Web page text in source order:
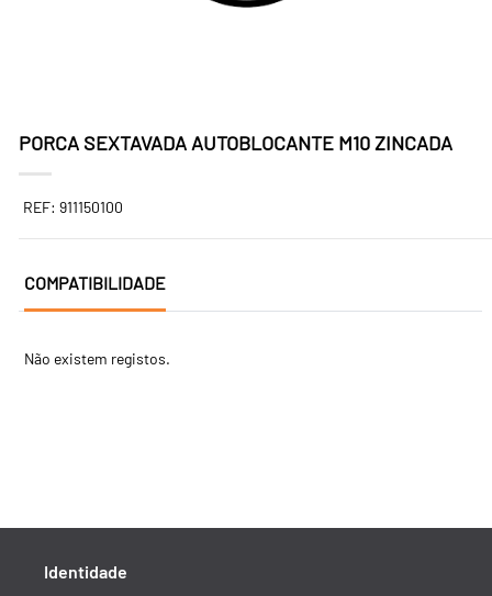
PORCA SEXTAVADA AUTOBLOCANTE M10 ZINCADA
REF: 911150100
COMPATIBILIDADE
Não existem registos.
Identidade